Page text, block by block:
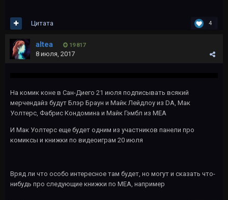
4
Цитата
altea 19 817
8 июля, 2017
На комик коне в Сан-Диего 21 июля подписывать всякий
мерчендайз будут Блэр Браун и Майк Лейдлоу из DA, Мак
Уолтерс, Фабрис Кондомина и Майк Гэмбл из МЕА
И Мак Уолтерс еще будет одним из участников панели про
комиксы и книжки по видеоиграм 20 июля
Вряд ли что особо интересное там будет, но могут и сказать что-
нибудь про следующие книжки по МЕА, например